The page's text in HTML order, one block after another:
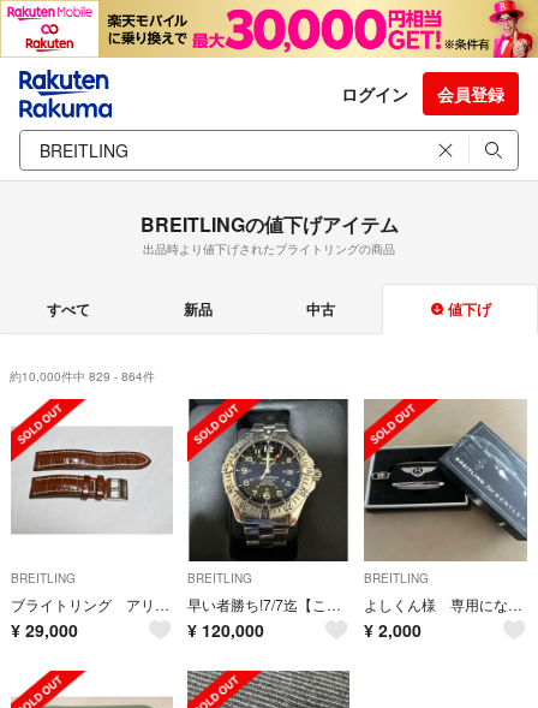
ログイン 会員登録
BREITLINGの値下げアイテム
出品時より値下げされたブライトリングの商品
すべて 新品 中古 値下げ
約10,000件中 829 - 864件
BREITLING
ブライトリング アリゲーター革ストラップ ラグ幅22-20
¥ 29,000
BREITLING
早い者勝ち!7/7迄【このままお渡し特別価格】ブライトリング スーパーオーシャン
¥ 120,000
BREITLING
よしくん様 専用になります
¥ 2,000